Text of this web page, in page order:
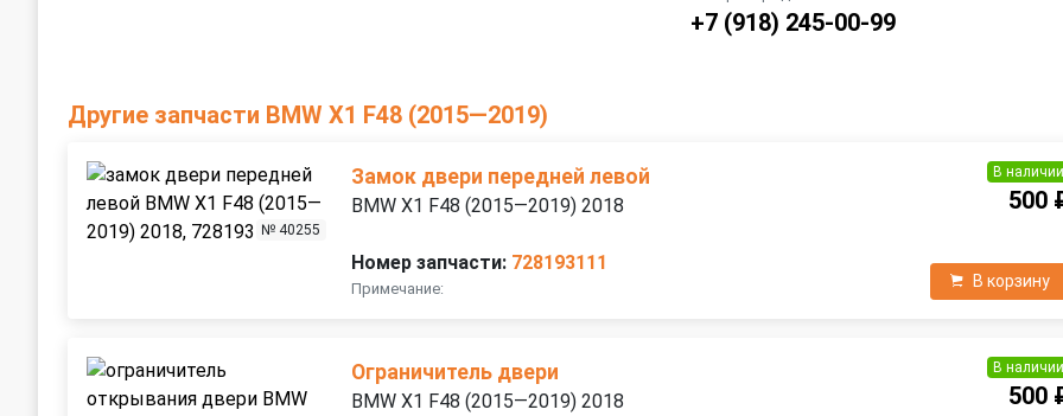
+7 (918) 245-00-99
Другие запчасти BMW X1 F48 (2015—2019)
№ 40255
Замок двери передней левой
BMW X1 F48 (2015—2019) 2018
Номер запчасти: 728193111
Примечание:
В наличии
500
В корзину
Ограничитель двери
BMW X1 F48 (2015—2019) 2018
В наличии
500